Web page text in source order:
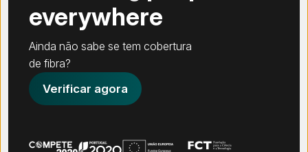
everywhere
Ainda não sabe se tem cobertura
de fibra?
Verificar agora